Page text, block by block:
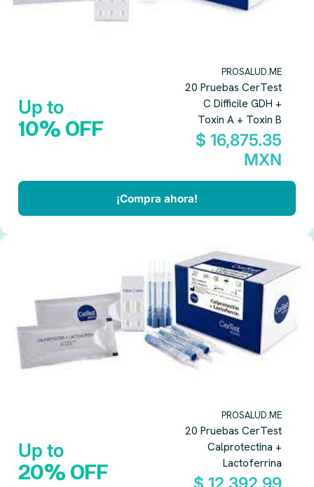
Up to
10% OFF
PROSALUD.ME
20 Pruebas CerTest
C Difficile GDH +
Toxin A + Toxin B
$ 16,875.35
MXN
¡Compra ahora!
Up to
20% OFF
PROSALUD.ME
20 Pruebas CerTest
Calprotectina +
Lactoferrina